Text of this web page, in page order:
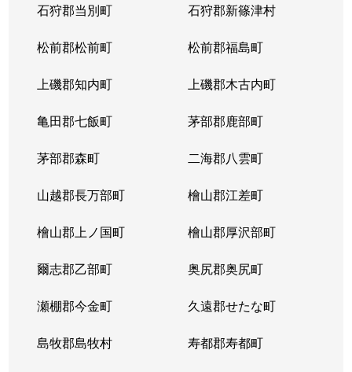
石狩郡当別町 石狩郡新篠津村
松前郡松前町 松前郡福島町
上磯郡知内町 上磯郡木古内町
亀田郡七飯町 茅部郡鹿部町
茅部郡森町 二海郡八雲町
山越郡長万部町 檜山郡江差町
檜山郡上ノ国町 檜山郡厚沢部町
爾志郡乙部町 奥尻郡奥尻町
瀬棚郡今金町 久遠郡せたな町
島牧郡島牧村 寿都郡寿都町